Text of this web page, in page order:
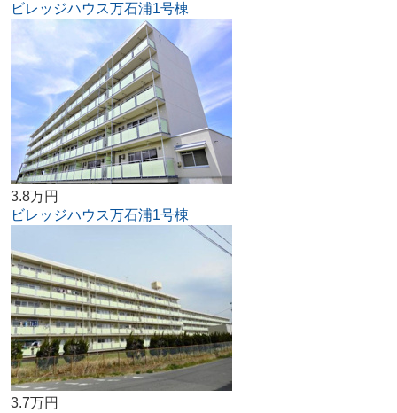
ビレッジハウス万石浦1号棟
3.8万円
ビレッジハウス万石浦1号棟
3.7万円